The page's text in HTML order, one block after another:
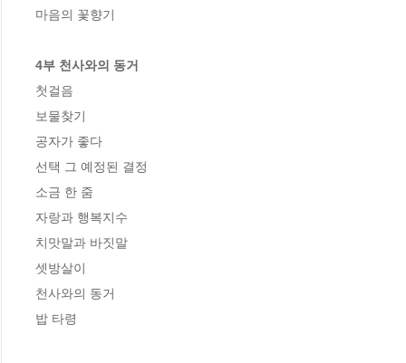
마음의 꽃향기
4부 천사와의 동거
첫걸음
보물찾기
공자가 좋다
선택 그 예정된 결정
소금 한 줌
자랑과 행복지수
치맛말과 바짓말
셋방살이
천사와의 동거
밥 타령